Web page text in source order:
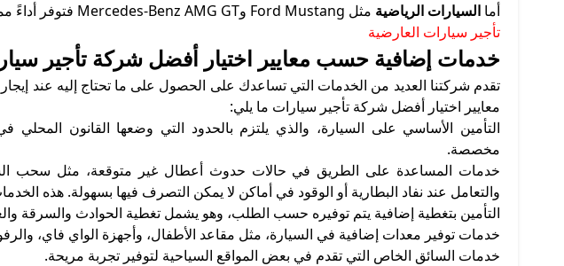
أما السيارات الرياضية مثل Ford Mustang وMercedes-Benz AMG GT فتوفر أداءً مميزًا مع مظهر ملفت وجذاب.
تأجير سيارات العارضية
خدمات إضافية حسب معايير اختيار أفضل شركة تأجير
تقدم شركتنا العديد من الخدمات التي تساعدك على الحصول على ما تحتاج إليه عند
معايير اختيار أفضل شركة تأجير سيارات ما يلي:
التأمين الأساسي على السيارة، والذي يلتزم بالحدود التي وضعها القانون
مخصصة.
خدمات المساعدة على الطريق في حالات حدوث أعطال غير متوقعة، مثل سحب
والتعامل عند نفاد البطارية أو الوقود في أماكن لا يمكن التصرف فيها بسهولة. هذه
التأمين بتغطية إضافية يتم توفيره حسب الطلب، وهو يشمل تغطية الحوادث والسرقة
خدمات توفير معدات إضافية في السيارة، مثل مقاعد الأطفال، وأجهزة الواي فاي،
خدمات السائق الخاص التي تقدم في بعض المواقع السياحية لتوفير تجربة مريحة.